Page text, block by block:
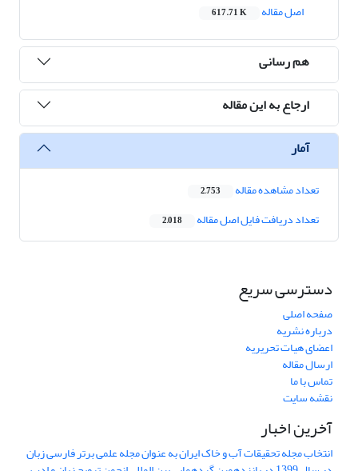
اصل مقاله
617.71 K
هم رسانی
ارجاع به این مقاله
آمار
تعداد مشاهده مقاله 2,753
تعداد دریافت فایل اصل مقاله 2,018
دسترسی سریع
صفحه اصلی
درباره نشریه
اعضای هیات تحریریه
ارسال مقاله
تماس با ما
نقشه سایت
آخرین اخبار
انتخاب مجله تحقیقات آب و خاک ایران به عنوان مجله علمی برتر فارسی زبان